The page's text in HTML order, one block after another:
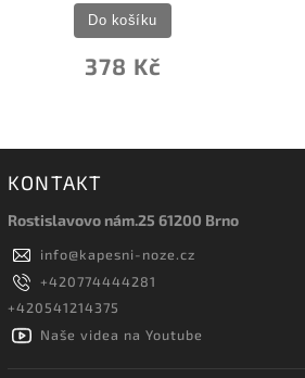
378 Kč
Do košíku
KONTAKT
Rostislavovo nám.25 61200 Brno
info@kapesni-noze.cz
+420774444281
+420541214375
Naše videa na Youtube